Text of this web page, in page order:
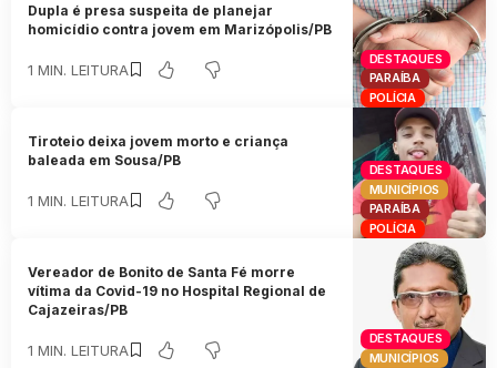
DESTAQUES
PARAÍBA
POLÍCIA
Dupla é presa suspeita de planejar
homicídio contra jovem em Marizópolis/PB
1 MIN. LEITURA
DESTAQUES
MUNICÍPIOS
PARAÍBA
POLÍCIA
Tiroteio deixa jovem morto e criança
baleada em Sousa/PB
1 MIN. LEITURA
DESTAQUES
MUNICÍPIOS
Vereador de Bonito de Santa Fé morre
vítima da Covid-19 no Hospital Regional de
Cajazeiras/PB
1 MIN. LEITURA